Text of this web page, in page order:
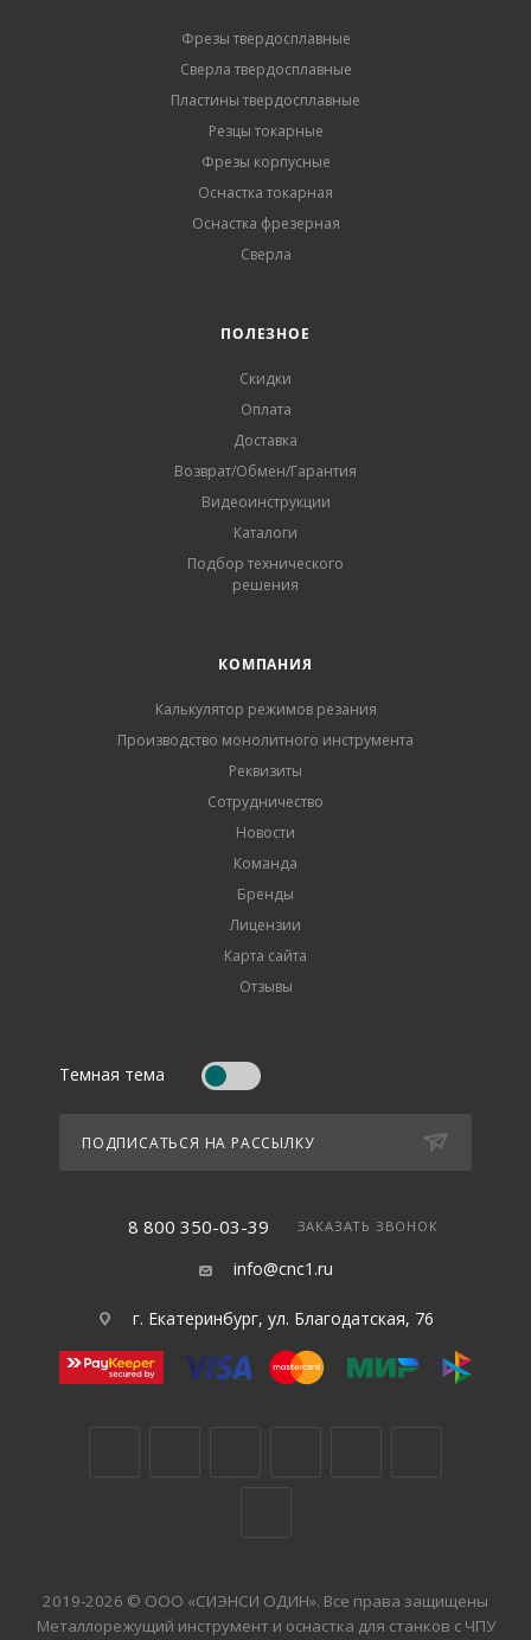
Фрезы твердосплавные
Сверла твердосплавные
Пластины твердосплавные
Резцы токарные
Фрезы корпусные
Оснастка токарная
Оснастка фрезерная
Сверла
ПОЛЕЗНОЕ
Скидки
Оплата
Доставка
Возврат/Обмен/Гарантия
Видеоинструкции
Каталоги
Подбор технического
решения
КОМПАНИЯ
Калькулятор режимов резания
Производство монолитного инструмента
Реквизиты
Сотрудничество
Новости
Команда
Бренды
Лицензии
Карта сайта
Отзывы
Темная тема
ПОДПИСАТЬСЯ НА РАССЫЛКУ
8 800 350-03-39 ЗАКАЗАТЬ ЗВОНОК
info@cnc1.ru
г. Екатеринбург, ул. Благодатская, 76
2019-2026 © ООО «СИЭНСИ ОДИН». Все права защищены
Металлорежущий инструмент и оснастка для станков с ЧПУ